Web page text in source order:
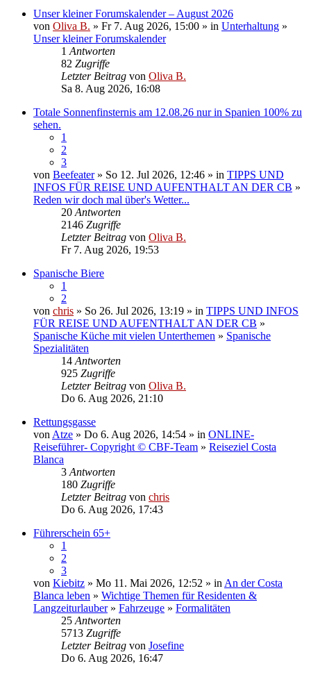
Unser kleiner Forumskalender – August 2026
von Oliva B. » Fr 7. Aug 2026, 15:00 » in Unterhaltung »
Unser kleiner Forumskalender
1 Antworten
82 Zugriffe
Letzter Beitrag von Oliva B.
Sa 8. Aug 2026, 16:08
Totale Sonnenfinsternis am 12.08.26 nur in Spanien 100% zu
sehen.
1
2
3
von Beefeater» So 12. Jul 2026, 12:46 » in TIPPS UND
INFOS FÜR REISE UND AUFENTHALT AN DER CB »
Reden wir doch mal über's Wetter...
20 Antworten
2146 Zugriffe
Letzter Beitrag von Oliva B.
Fr 7. Aug 2026, 19:53
Spanische Biere
1
2
von chris » So 26. Jul 2026, 13:19 » in TIPPS UND INFOS
FÜR REISE UND AUFENTHALT AN DER CB »
Spanische Küche mit vielen Unterthemen » Spanische
Spezialitäten
14 Antworten
925 Zugriffe
Letzter Beitrag von Oliva B.
Do 6. Aug 2026, 21:10
Rettungsgasse
von Atze » Do 6. Aug 2026, 14:54 » in ONLINE-
Reiseführer- Copyright © CBF-Team » Reiseziel Costa
Blanca
3 Antworten
180 Zugriffe
Letzter Beitrag von chris
Do 6. Aug 2026, 17:43
Führerschein 65+
1
2
3
von Kiebitz » Mo 11. Mai 2026, 12:52 » in An der Costa
Blanca leben » Wichtige Themen für Residenten &
Langzeiturlauber» Fahrzeuge » Formalitäten
25 Antworten
5713 Zugriffe
Letzter Beitrag von Josefine
Do 6. Aug 2026, 16:47